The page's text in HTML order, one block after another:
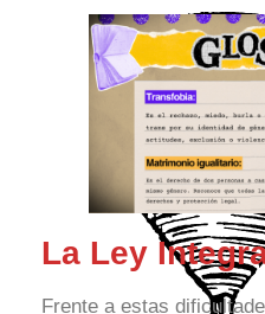
La Ley
Frente a estas